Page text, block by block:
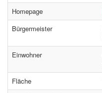
Homepage
Bürgermeister
Einwohner
Fläche